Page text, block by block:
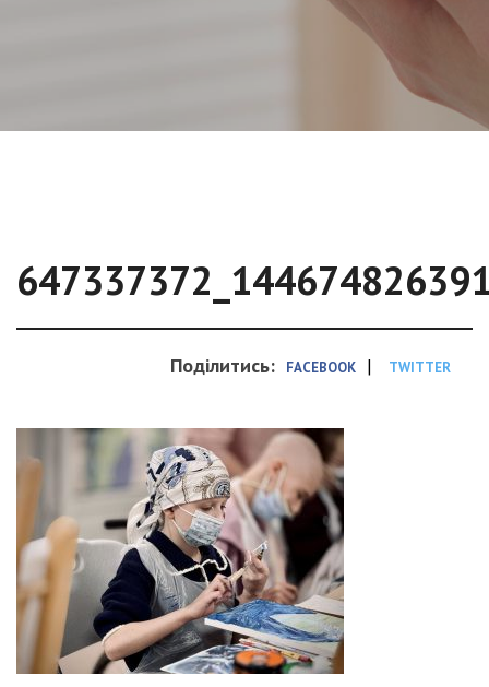
Поділитись: FACEBOOK | TWITTER